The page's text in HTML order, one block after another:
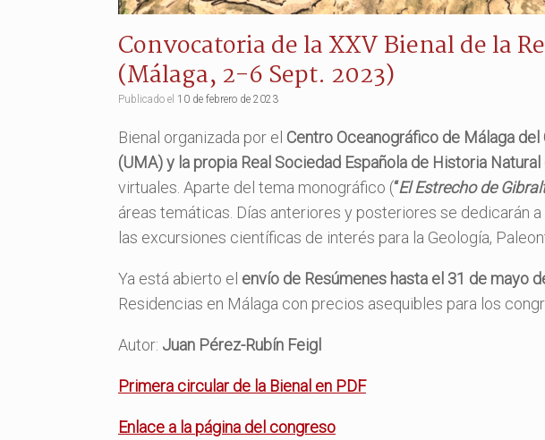
Convocatoria de la XXV Bienal de la
(Málaga, 2-6 Sept. 2023)
Publicado el 10 de febrero de 2023
Bienal organizada por el Centro Oceanográfico de Málaga del
(UMA) y la propia Real Sociedad Española de Historia Natural
virtuales. Aparte del tema monográfico (“El Estrecho de
áreas temáticas. Días anteriores y posteriores se dedicarán
las excursiones científicas de interés para la Geología,
Ya está abierto el envío de Resúmenes hasta el 31 de mayo
Residencias en Málaga con precios asequibles para los
Autor: Juan Pérez-Rubín Feigl
Primera circular de la Bienal en PDF
Enlace a la página del congreso